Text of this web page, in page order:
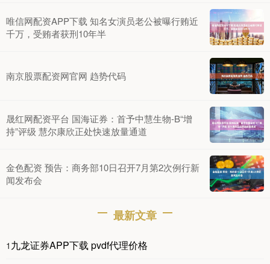
唯信网配资APP下载 知名女演员老公被曝行贿近
千万，受贿者获刑10年半
南京股票配资网官网 趋势代码
晟红网配资平台 国海证券：首予中慧生物-B“增
持”评级 慧尔康欣正处快速放量通道
金色配资 预告：商务部10日召开7月第2次例行新
闻发布会
最新文章
1 九龙证券APP下载 pvdf代理价格